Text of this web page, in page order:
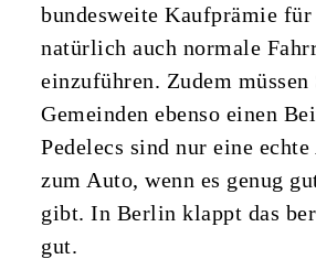
bundesweite Kaufprämie
natürlich auch normale
einzuführen. Zudem müssen
Gemeinden ebenso einen
Pedelecs sind nur eine
zum Auto, wenn es genug
gibt. In Berlin klappt das
gut.